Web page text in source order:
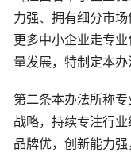
力强、拥有细分市
更多中小企业走专
量发展，特制定本办
第二条本办法所称
战略，持续专注行
品牌优，创新能力